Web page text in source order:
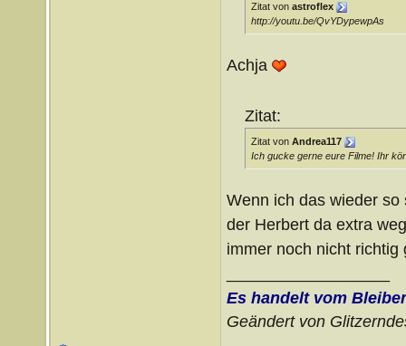
Zitat von astroflex
http://youtu.be/QvYDypewpAs
Achja
Zitat:
Zitat von Andrea117
Ich gucke gerne eure Filme! Ihr
Wenn ich das wieder
der Herbert da extra
immer noch nicht
Es handelt vom
Geändert von